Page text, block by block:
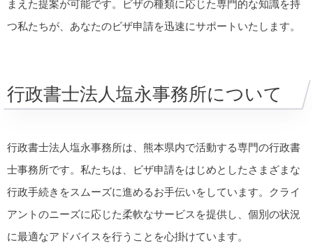
まえた提案が可能です。ビザの種類に応じた専門的な知識を持
つ私たちが、あなたのビザ申請を迅速にサポートいたします。
行政書士法人塩永事務所について
行政書士法人塩永事務所は、熊本県内で活動する専門の行政書
士事務所です。私たちは、ビザ申請をはじめとしたさまざまな
行政手続きをスムーズに進めるお手伝いをしています。クライ
アントのニーズに応じた柔軟なサービスを提供し、個別の状況
に最適なアドバイスを行うことを心掛けています。